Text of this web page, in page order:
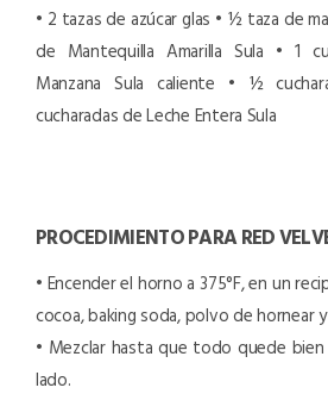
• 2 tazas de azúcar glas • ½ taza de
de Mantequilla Amarilla Sula • 1
Manzana Sula caliente • ½
cucharadas de Leche Entera Sula
PROCEDIMIENTO PARA RED
• Encender el horno a 375°F, en un
cocoa, baking soda, polvo de hornear y
• Mezclar hasta que todo quede
lado.